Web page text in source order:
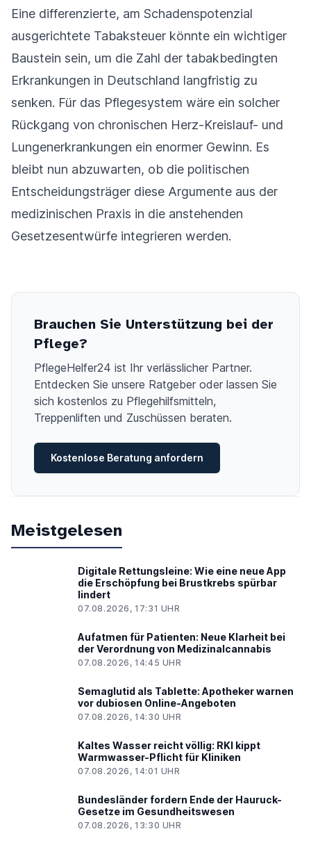
Eine differenzierte, am Schadenspotenzial
ausgerichtete Tabaksteuer könnte ein wichtiger
Baustein sein, um die Zahl der tabakbedingten
Erkrankungen in Deutschland langfristig zu
senken. Für das Pflegesystem wäre ein solcher
Rückgang von chronischen Herz-Kreislauf- und
Lungenerkrankungen ein enormer Gewinn. Es
bleibt nun abzuwarten, ob die politischen
Entscheidungsträger diese Argumente aus der
medizinischen Praxis in die anstehenden
Gesetzesentwürfe integrieren werden.
Brauchen Sie Unterstützung bei der
Pflege?
PflegeHelfer24 ist Ihr verlässlicher Partner.
Entdecken Sie unsere Ratgeber oder lassen Sie
sich kostenlos zu Pflegehilfsmitteln,
Treppenliften und Zuschüssen beraten.
Kostenlose Beratung anfordern
Meistgelesen
Digitale Rettungsleine: Wie eine neue App
die Erschöpfung bei Brustkrebs spürbar
lindert
07.08.2026, 17:31 UHR
Aufatmen für Patienten: Neue Klarheit bei
der Verordnung von Medizinalcannabis
07.08.2026, 14:45 UHR
Semaglutid als Tablette: Apotheker warnen
vor dubiosen Online-Angeboten
07.08.2026, 14:30 UHR
Kaltes Wasser reicht völlig: RKI kippt
Warmwasser-Pflicht für Kliniken
07.08.2026, 14:01 UHR
Bundesländer fordern Ende der Hauruck-
Gesetze im Gesundheitswesen
07.08.2026, 13:30 UHR